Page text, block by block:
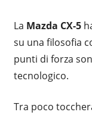
La Mazda CX-5
su una filosofia
punti di forza
tecnologico.
Tra poco